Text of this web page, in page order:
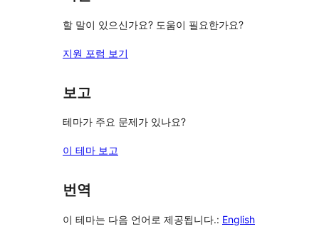
할 말이 있으신가요? 도움이 필요한가요?
지원 포럼 보기
보고
테마가 주요 문제가 있나요?
이 테마 보고
번역
이 테마는 다음 언어로 제공됩니다.: English